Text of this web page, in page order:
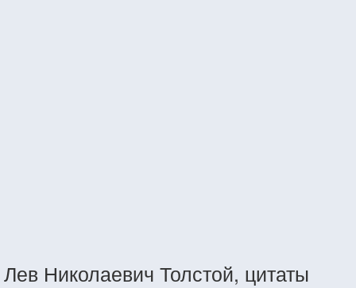
Лев Николаевич Толстой, цитаты